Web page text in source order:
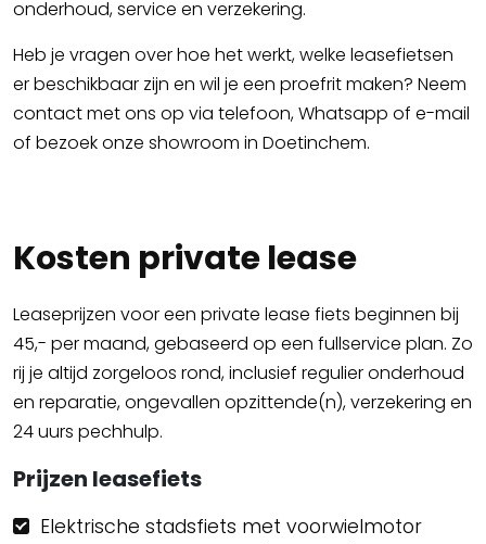
onderhoud, service en verzekering.
Heb je vragen over hoe het werkt, welke leasefietsen
er beschikbaar zijn en wil je een proefrit maken? Neem
contact met ons op via telefoon, Whatsapp of e-mail
of bezoek onze showroom in Doetinchem.
Kosten private lease
Leaseprijzen voor een private lease fiets beginnen bij
45,- per maand, gebaseerd op een fullservice plan. Zo
rij je altijd zorgeloos rond, inclusief regulier onderhoud
en reparatie, ongevallen opzittende(n), verzekering en
24 uurs pechhulp.
Prijzen leasefiets
Elektrische stadsfiets met voorwielmotor